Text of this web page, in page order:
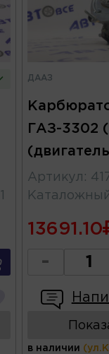
ДААЗ
ГАЗ-3302
Артикул :
13691.10
-
в наличии